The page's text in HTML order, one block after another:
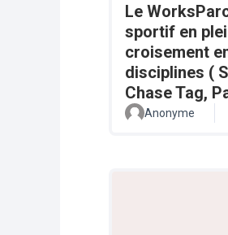
Le
sportif en
croisement
disciplines (
Chase Tag,
Anonyme